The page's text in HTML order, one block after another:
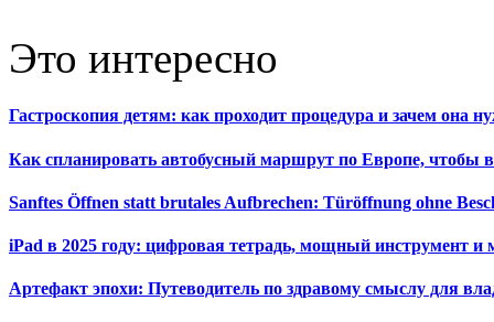
Это интересно
Гастроскопия детям: как проходит процедура и зачем она
Как спланировать автобусный маршрут по Европе, чтобы
Sanftes Öffnen statt brutales Aufbrechen: Türöffnung ohne
iPad в 2025 году: цифровая тетрадь, мощный инструмент и
Артефакт эпохи: Путеводитель по здравому смыслу для